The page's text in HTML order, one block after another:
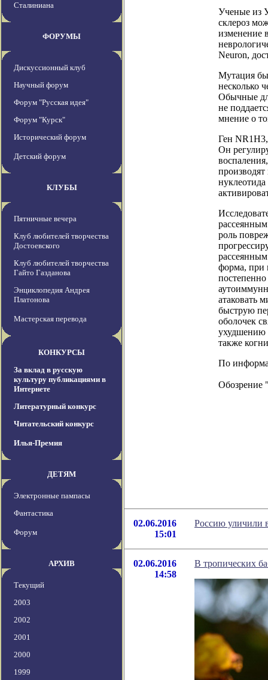
Сталиниана
ФОРУМЫ
Дискуссионный клуб
Научный форум
Форум "Русская идея"
Форум "Курск"
Исторический форум
Детский форум
КЛУБЫ
Пятничные вечера
Клуб любителей творчества
Достоевского
Клуб любителей творчества
Гайто Газданова
Энциклопедия Андрея
Платонова
Мастерская перевода
КОНКУРСЫ
За вклад в русскую
культуру публикациями в
Интернете
Литературный конкурс
Читательский конкурс
Илья-Премия
ДЕТЯМ
Электронные пампасы
Фантастика
Форум
АРХИВ
Текущий
2003
2002
2001
2000
1999
Ученые из
склероз
изменение
Neuron,
Мутация
несколько
Обычные
не
мнение о
Ген
Он
роль
форма, при
атаковать
быструю
оболочек
ухудшению
также
По
Обозрение
02.06.2016
15:01
Россию уличили
02.06.2016
14:58
В тропических